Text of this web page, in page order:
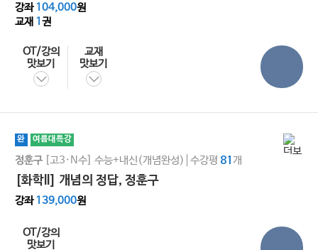
강좌104,000원
교재 1 권
OT/강의
맛보기
교재
맛보기
완 여름대특강
정훈구 [고3·N수] 수능+내신(개념완성) 수강평 81 개
[화학ll] 개념의 정답, 정훈구
강좌139,000원
OT/강의
맛보기